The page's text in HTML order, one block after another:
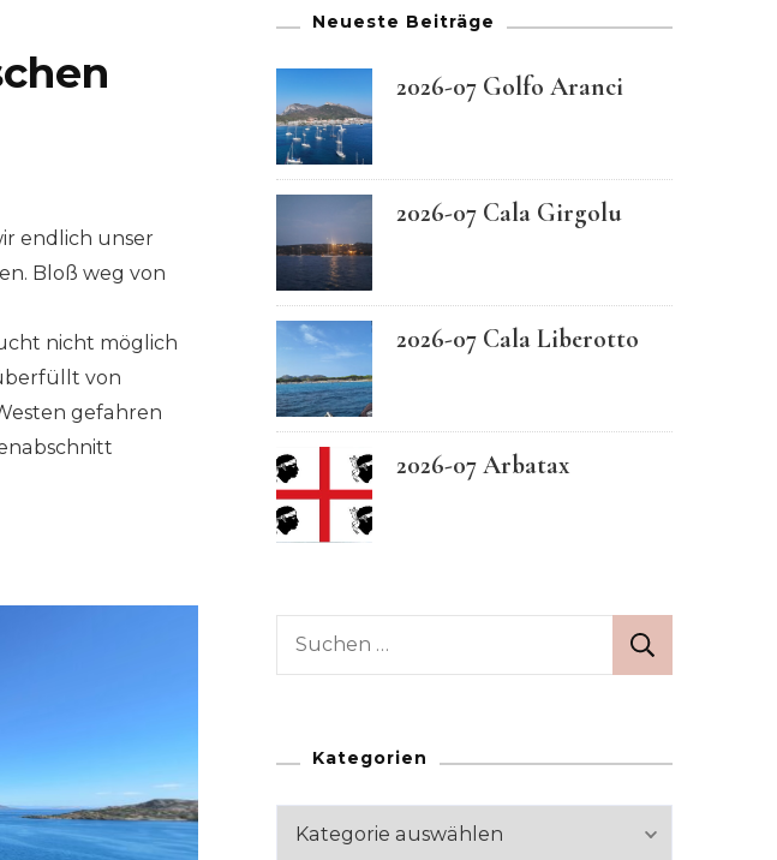
Spanish
Swedish
endlich unser
Bloß weg von
nicht möglich
von
gefahren
Neueste Beiträge
2026-07 Golfo Aranci
2026-07 Cala Girgolu
2026-07 Cala Liberotto
2026-07 Arbatax
Suchen
Kategorien
Kategorien